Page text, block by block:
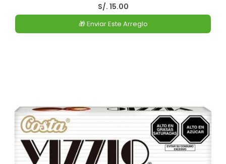
S/. 15.00
🎁 Enviar Este Arreglo